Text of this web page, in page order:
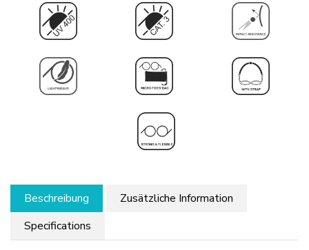
Beschreibung
Zusätzliche Information
Specifications